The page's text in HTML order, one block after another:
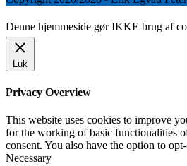
Denne hjemmeside gør IKKE brug af
Luk
Privacy Overview
This website uses cookies to improve
for the working of basic functionalities
consent. You also have the option to
Necessary